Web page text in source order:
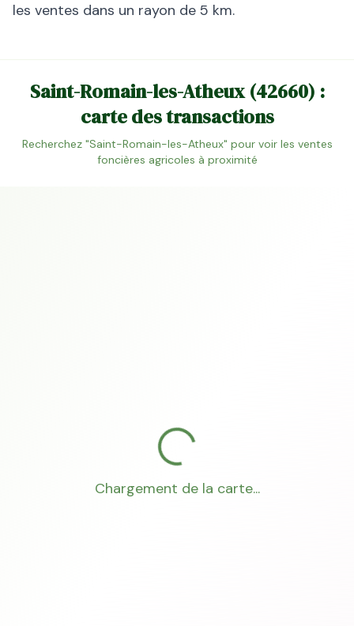
les ventes dans un rayon de 5 km.
Saint-Romain-les-Atheux(42660) :
carte des transactions
Recherchez "Saint-Romain-les-Atheux" pour voir les ventes
foncières agricoles à proximité
Chargement de la carte...